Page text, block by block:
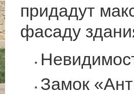
придадут
фасаду
Замок